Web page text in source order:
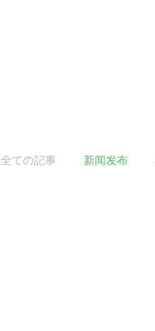
全ての記事 新闻发布